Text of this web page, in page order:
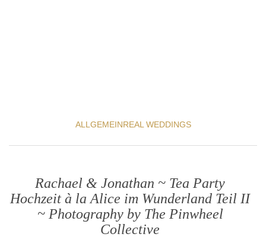
ALLGEMEINREAL WEDDINGS
Rachael & Jonathan ~ Tea Party
Hochzeit à la Alice im Wunderland Teil II
~ Photography by The Pinwheel
Collective